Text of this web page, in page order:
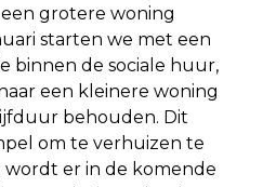
grotere woning
starten we met een
binnen de sociale huur,
een kleinere woning
behouden. Dit
om te verhuizen te
wordt er in de komende